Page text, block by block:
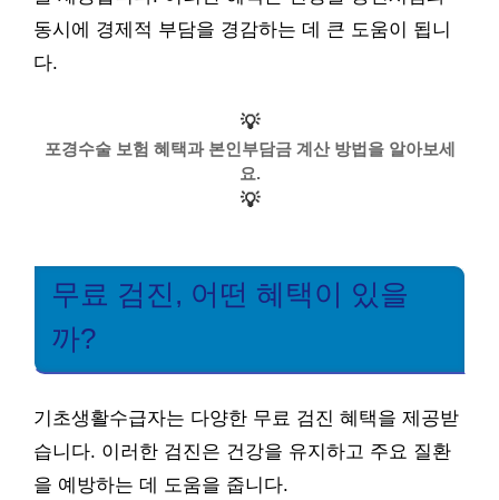
동시에 경제적 부담을 경감하는 데 큰 도움이 됩니
다.
💡
포경수술 보험 혜택과 본인부담금 계산 방법을 알아보세
요.
💡
무료 검진, 어떤 혜택이 있을
까?
기초생활수급자는 다양한 무료 검진 혜택을 제공받
습니다. 이러한 검진은 건강을 유지하고 주요 질환
을 예방하는 데 도움을 줍니다.